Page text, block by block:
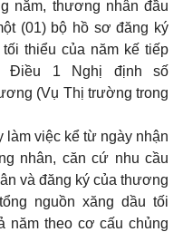
năm, thương nhân đầu
(01) bộ hồ sơ đăng ký
thiểu của năm kế tiếp
Điều 1 Nghị định số
(Vụ Thị trường trong
làm việc kể từ ngày nhận
nhân, căn cứ nhu cầu
và đăng ký của thương
nguồn xăng dầu tối
năm theo cơ cấu chủng